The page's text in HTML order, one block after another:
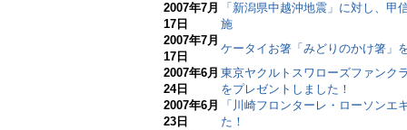
2007年7月
17日
「新潟県中越沖地震」に対し、
施
2007年7月
17日
ケータイお箸「みどりのかけ箸」
2007年6月
24日
東京ヤクルトスワローズファンク
をプレゼントしました！
2007年6月
23日
「川崎フロンターレ・ローソン
た！